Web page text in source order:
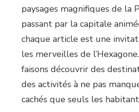
paysages magnifiques de la
passant par la capitale
chaque article est une
les merveilles de
faisons découvrir des
des activités à ne pas
cachés que seuls les